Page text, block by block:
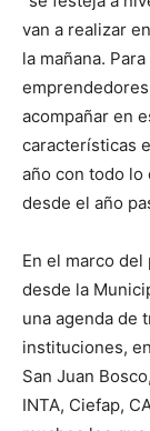
van a realizar
la mañana.
acompañar en
características
año con todo lo
desde el año
En el marco
desde la
una agenda de
instituciones,
San Juan
INTA, Ciefap,